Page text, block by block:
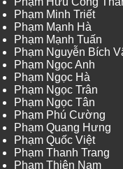
Phạm Minh Triết
Phạm Mạnh Hà
Phạm Mạnh Tuấn
Phạm Nguyễn Bích
Phạm Ngọc Anh
Phạm Ngọc Hà
Phạm Ngọc Trân
Phạm Ngọc Tân
Phạm Phú Cường
Phạm Quang Hưng
Phạm Quốc Việt
Phạm Thanh Trang
Phạm Thiên Nam